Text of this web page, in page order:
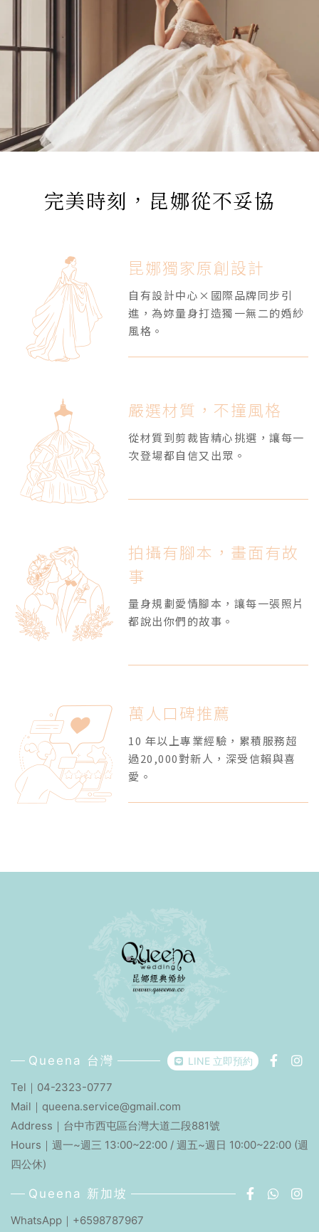
完美時刻，昆娜從不妥協
昆娜獨家原創設計
自有設計中心×國際品牌同步引
進，為妳量身打造獨一無二的婚紗
風格。
嚴選材質，不撞風格
從材質到剪裁皆精心挑選，讓每一
次登場都自信又出眾。
拍攝有腳本，畫面有故
事
量身規劃愛情腳本，讓每一張照片
都說出你們的故事。
萬人口碑推薦
10 年以上專業經驗，累積服務超
過20,000對新人，深受信賴與喜
愛。
Queena 台灣 LINE 立即預約
Tel｜ 04-2323-0777
Mail｜ queena.service@gmail.com
Address｜ 台中市西屯區台灣大道二段881號
Hours｜週一~週三 13:00~22:00 / 週五~週日 10:00~22:00 (週
四公休)
Queena 新加坡
WhatsApp｜+6598787967